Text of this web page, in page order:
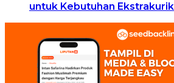
untuk Kebutuhan